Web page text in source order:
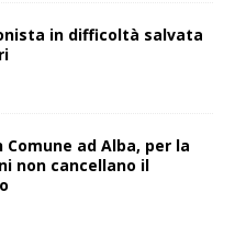
in difficoltà salvata
Comune ad Alba, per la
non cancellano il